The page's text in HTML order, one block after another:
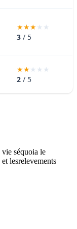
3 / 5
2 / 5